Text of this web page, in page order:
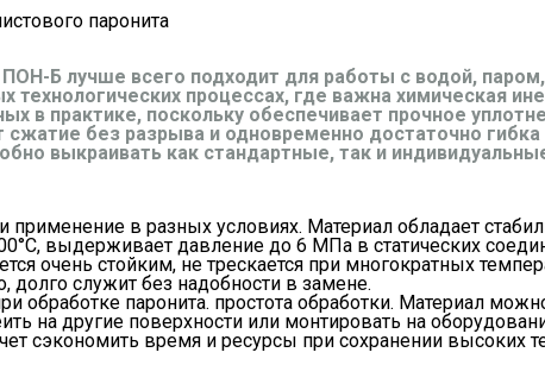
паронита
ПОН-Б лучше всего подходит для работы с водой,
технологических процессах, где важна химическая
в практике, поскольку обеспечивает прочное
без разрыва и одновременно достаточно
выкраивать как стандартные, так и
применение в разных условиях. Материал обладает
выдерживает давление до 6 МПа в статических
очень стойким, не трескается при многократных
долго служит без надобности в замене.
обработке паронита. простота обработки. Материал
на другие поверхности или монтировать на
сэкономить время и ресурсы при сохранении высоких